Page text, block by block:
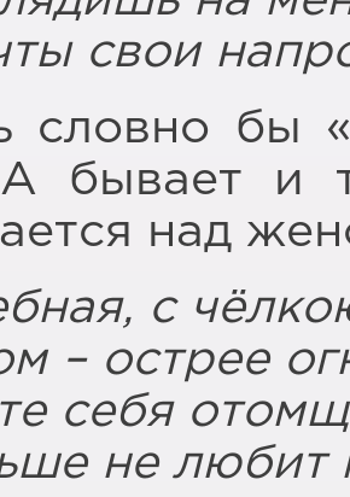
свои
словно бы
бывает и
над
с
– острее
себя
не любит